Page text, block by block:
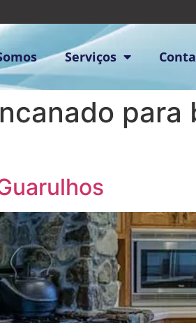
Serviços
para